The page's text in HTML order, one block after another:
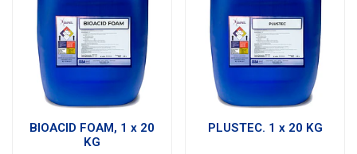
BIOACID FOAM, 1 x 20
KG
PLUSTEC. 1 x 20 KG